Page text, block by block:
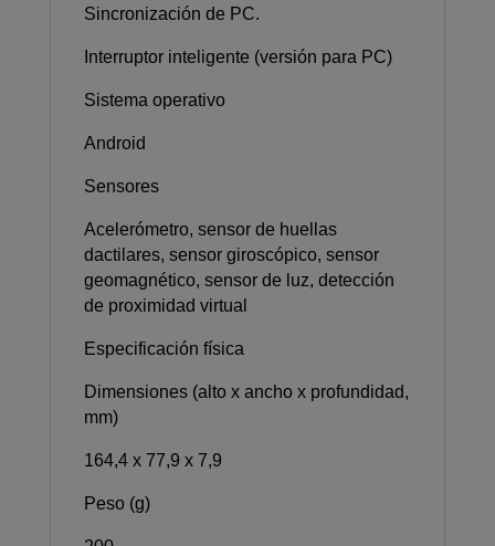
Sincronización de PC.
Interruptor inteligente (versión para PC)
Sistema operativo
Android
Sensores
Acelerómetro, sensor de huellas
dactilares, sensor giroscópico, sensor
geomagnético, sensor de luz, detección
de proximidad virtual
Especificación física
Dimensiones (alto x ancho x profundidad,
mm)
164,4 x 77,9 x 7,9
Peso (g)